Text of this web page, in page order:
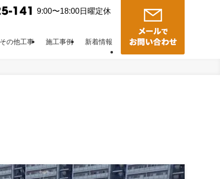
9:00〜18:00日曜定休
その他工事 施工事例 新着情報